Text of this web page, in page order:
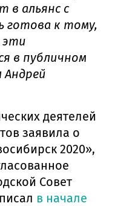
в альянс с
готова к тому,
эти
в публичном
Андрей
деятелей
заявила о
2020»,
Совет
в начале